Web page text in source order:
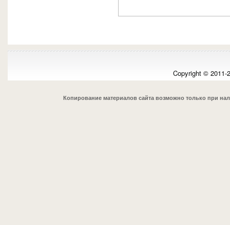
Copyright © 2011-
Копирование материалов сайта возможно только при